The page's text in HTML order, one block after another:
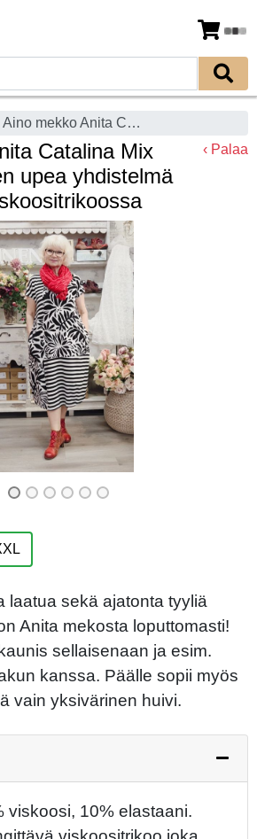
Aino mekko Anita Catalina Mix Mustavalkoinen upea yhdistelmä pehmeässä viskoositrikoossa
Catalina Mix
upea yhdistelmä
‹ Palaa
laatua sekä ajatonta tyyliä
Anita mekosta loputtomasti!
sellaisenaan ja esim.
kanssa. Päälle sopii myös
vain yksivärinen huivi.
viskoosi, 10% elastaani.